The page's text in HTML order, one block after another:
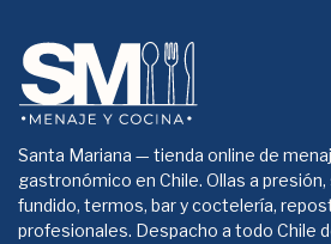
Santa Mariana — tienda online de
gastronómico en Chile. Ollas a
fundido, termos, bar y coctelería,
profesionales. Despacho a todo Chile